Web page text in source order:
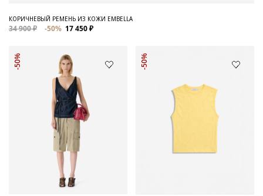
КОРИЧНЕВЫЙ РЕМЕНЬ ИЗ КОЖИ EMBELLA
34 900 ₽ -50% 17 450 ₽
-50% -50%